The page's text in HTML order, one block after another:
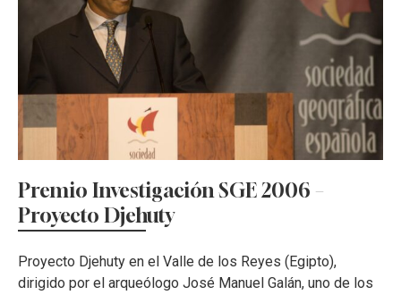
Premio Investigación SGE 2006 –
Proyecto Djehuty
Proyecto Djehuty en el Valle de los Reyes (Egipto),
dirigido por el arqueólogo José Manuel Galán, uno de los